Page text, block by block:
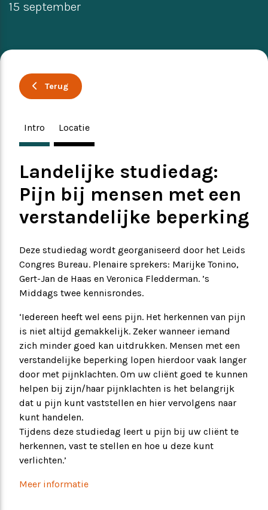
Toekomstvisie
EVB+ in beeld!
15 september
Terug
Intro Locatie
Landelijke studiedag:
Pijn bij mensen met een
verstandelijke beperking
Deze studiedag wordt georganiseerd door het Leids
Congres Bureau. Plenaire sprekers: Marijke Tonino,
Gert-Jan de Haas en Veronica Fledderman. ’s
Middags twee kennisrondes.
‘Iedereen heeft wel eens pijn. Het herkennen van pijn
is niet altijd gemakkelijk. Zeker wanneer iemand
zich minder goed kan uitdrukken. Mensen met een
verstandelijke beperking lopen hierdoor vaak langer
door met pijnklachten. Om uw cliënt goed te kunnen
helpen bij zijn/haar pijnklachten is het belangrijk
dat u pijn kunt vaststellen en hier vervolgens naar
kunt handelen.
Tijdens deze studiedag leert u pijn bij uw cliënt te
herkennen, vast te stellen en hoe u deze kunt
verlichten.’
Meer informatie